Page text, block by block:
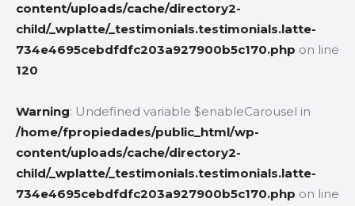
content/uploads/cache/directory2-
child/_wplatte/_testimonials.testimonials.latte-
734e4695cebdfdfc203a927900b5c170.php on line
120
Warning: Undefined variable $enableCarousel in
/home/fpropiedades/public_html/wp-
content/uploads/cache/directory2-
child/_wplatte/_testimonials.testimonials.latte-
734e4695cebdfdfc203a927900b5c170.php on line